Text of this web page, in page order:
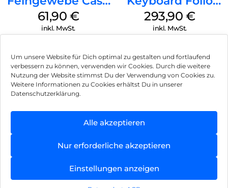
Um unsere Website für Dich optimal zu gestalten und fortlaufend
verbessern zu können, verwenden wir Cookies. Durch die weitere
Nutzung der Website stimmst Du der Verwendung von Cookies zu.
Weitere Informationen zu Cookies erhältst Du in unserer
Datenschutzerklärung.
Alle akzeptieren
Nur erforderliche akzeptieren
Einstellungen anzeigen
iPhone 15 Pro
MagSafe Schwarz
61,90 €
inkl. MwSt.
iPad 10.9″ (10.Gen.)
Weiß
293,90€
inkl. MwSt.
Impressum
Hinweis zur Batterieentsorgung
Newsletter